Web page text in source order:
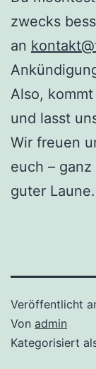
zwecks
an
Also,
und lasst
Wir freuen
euch –
guter
Veröffentlicht
Von admin
Kategorisiert